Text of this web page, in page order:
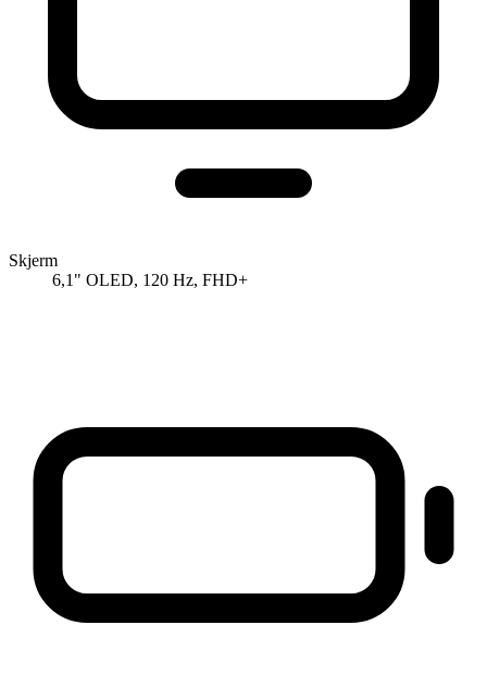
Skjerm
6,1" OLED, 120 Hz, FHD+